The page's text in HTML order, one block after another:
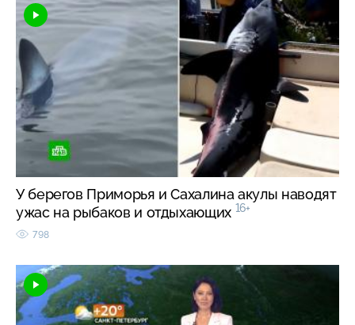
У берегов Приморья и Сахалина акулы наводят
ужас на рыбаков и отдыхающих 16+
798